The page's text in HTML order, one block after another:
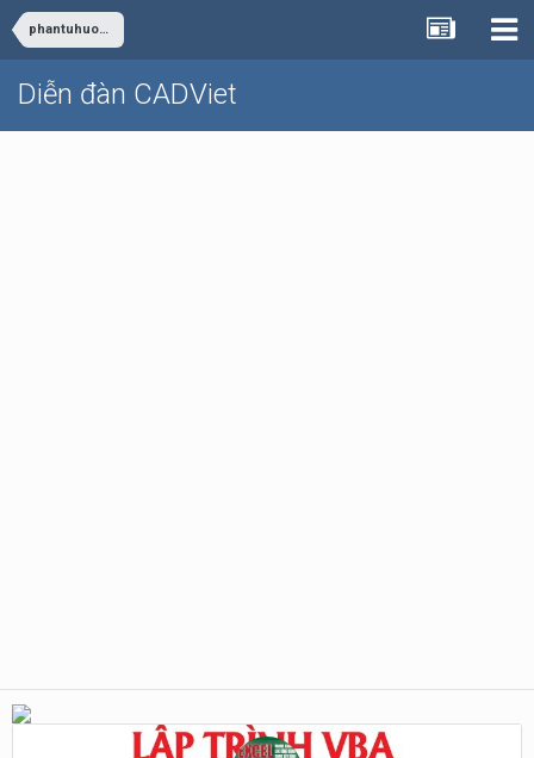
phantuhuong
Diễn đàn CADViet